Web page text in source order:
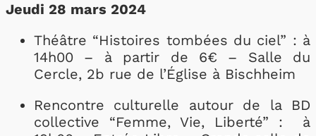
Jeudi 28 mars 2024
Théâtre “Histoires tombées du ciel” : à
14h00 – à partir de 6€ – Salle du
Cercle, 2b rue de l’Église à Bischheim
Rencontre culturelle autour de la BD
collective “Femme, Vie, Liberté” : à